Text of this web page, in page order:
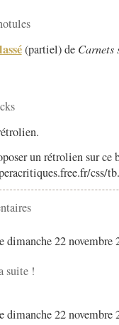
(partiel) de Carnets
un rétrolien sur
css/
dimanche 22 novembre
suite !
dimanche 22 novembre